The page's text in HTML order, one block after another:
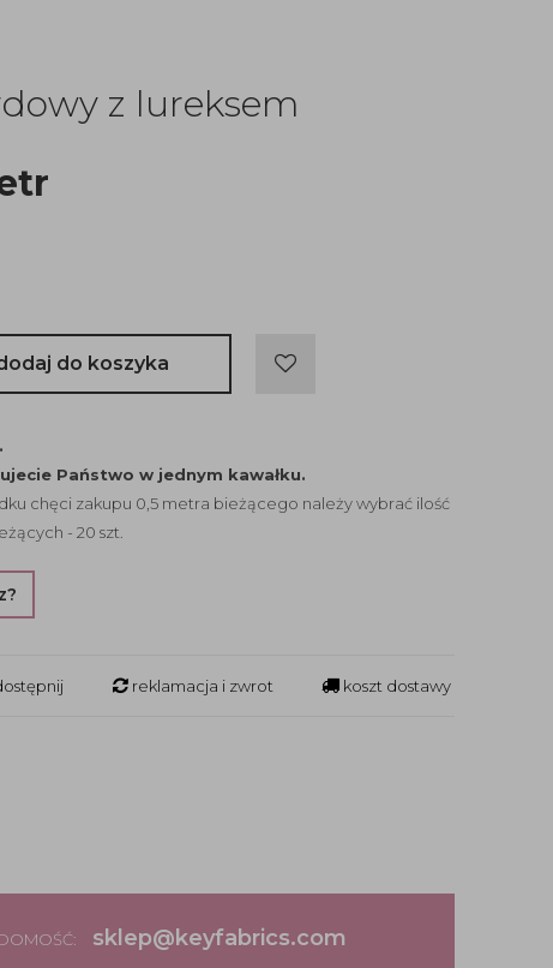
z lureksem
do koszyka
Państwo w jednym kawałku.
chęci zakupu 0,5 metra bieżącego należy wybrać ilość
- 20 szt.
reklamacja i zwrot koszt dostawy
sklep@keyfabrics.com